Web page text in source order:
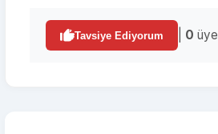
Tavsiye Ediyorum 0